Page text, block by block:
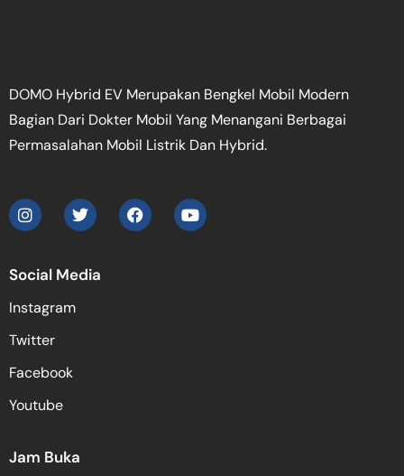
DOMO Hybrid EV Merupakan Bengkel Mobil Modern
Bagian Dari Dokter Mobil Yang Menangani Berbagai
Permasalahan Mobil Listrik Dan Hybrid.
Social Media
Instagram
Twitter
Facebook
Youtube
Jam Buka